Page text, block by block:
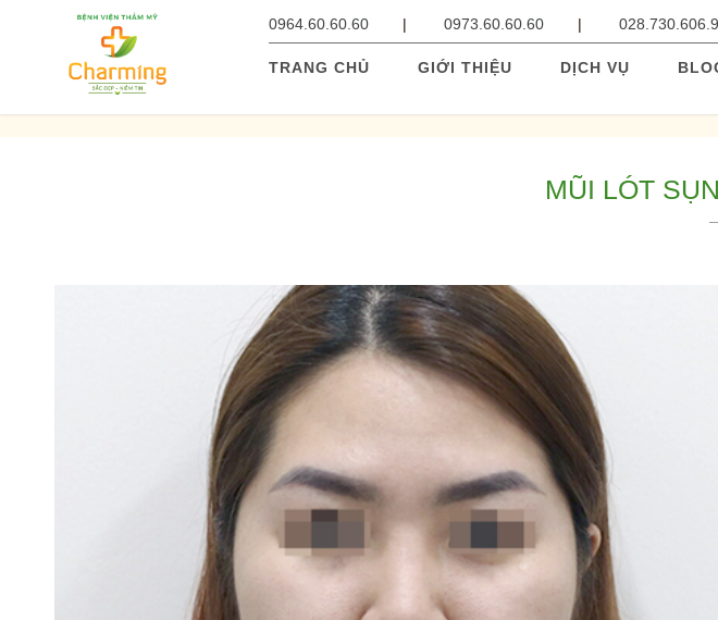
0964.60.60.60 0973.60.60.60
TRANG CHỦ GIỚI THIỆU DỊCH VỤ
MŨI LÓT